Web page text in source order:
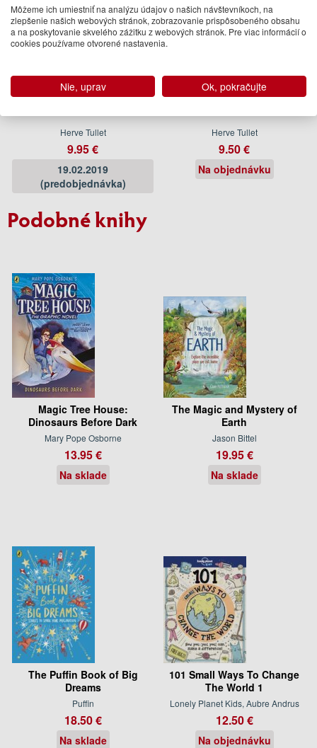
Herve Tullet
9.95 €
19.02.2019
(predobjednávka)
Herve Tullet
9.50 €
Na objednávku
Podobné knihy
Magic Tree House:
Dinosaurs Before Dark
Mary Pope Osborne
13.95 €
Na sklade
The Magic and Mystery of
Earth
Jason Bittel
19.95 €
Na sklade
The Puffin Book of Big
Dreams
Puffin
18.50 €
Na sklade
101 Small Ways To Change
The World 1
Lonely Planet Kids, Aubre Andrus
12.50 €
Na objednávku
Môžeme ich umiestniť na analýzu údajov o našich návštevníkoch, na
zlepšenie našich webových stránok, zobrazovanie prispôsobeného obsahu
a na poskytovanie skvelého zážitku z webových stránok. Pre viac informácií o
cookies používame otvorené nastavenia.
Nie, uprav Ok, pokračujte